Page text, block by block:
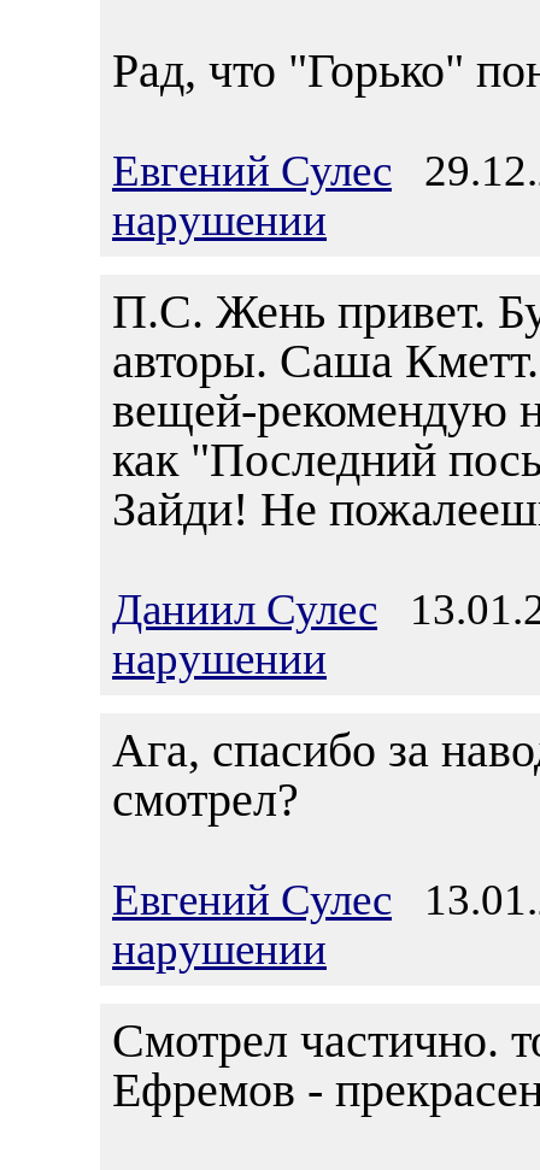
Рад, что "Горько"
Евгений Сулес
нарушении
П.С. Жень привет.
авторы. Саша
вещей-рекомендую
как "Последний
Зайди! Не
Даниил Сулес
нарушении
Ага, спасибо за
смотрел?
Евгений Сулес
нарушении
Смотрел частично.
Ефремов -